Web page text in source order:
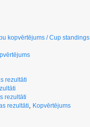
kopvērtējums / Cup standings
rezultāti
rezultāti
rezultāti, Kopvērtējums